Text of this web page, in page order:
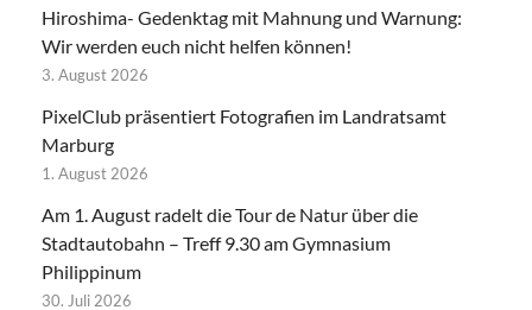
Hiroshima- Gedenktag mit Mahnung und Warnung:
Wir werden euch nicht helfen können!
3. August 2026
PixelClub präsentiert Fotografien im Landratsamt
Marburg
1. August 2026
Am 1. August radelt die Tour de Natur über die
Stadtautobahn – Treff 9.30 am Gymnasium
Philippinum
30. Juli 2026